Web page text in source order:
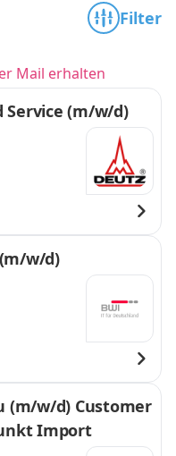
Filter
Mail erhalten
Service (m/w/d)
w/d)
(m/w/d) Customer
Import